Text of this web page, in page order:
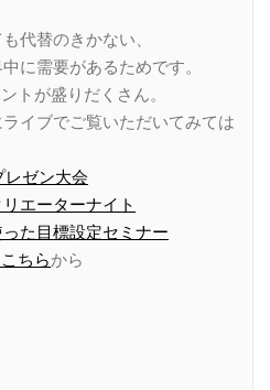
代替のきかない、
に需要があるためです。
トが盛りだくさん。
イブでご覧いただいてみては
レゼン大会
エーターナイト
た目標設定セミナー
ちらから